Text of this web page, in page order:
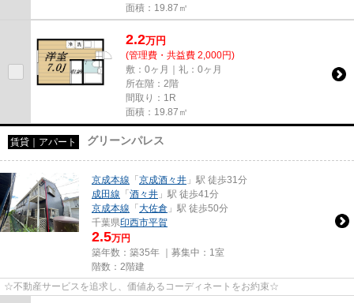
面積：19.87㎡
2.2万円
(管理費・共益費 2,000円)
敷：0ヶ月｜礼：0ヶ月
所在階：2階
間取り：1R
面積：19.87㎡
賃貸｜アパート グリーンパレス
京成本線 「京成酒々井 」駅 徒歩31分
成田線 「酒々井 」駅 徒歩41分
京成本線 「大佐倉 」駅 徒歩50分
千葉県印西市平賀
2.5万円
築年数：築35年 ｜募集中： 1室
階数：2階建
☆不動産サービスを追求し、価値あるコーディネートをお約束☆